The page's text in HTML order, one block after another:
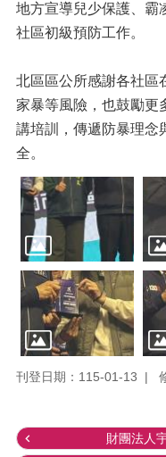
地方宣導兒少保護、霸
社區初級預防工作。
北區區公所感謝各社區
家暴等風險，也鼓勵更
講培訓，傳遞防暴理念
全。
刊登日期：115-01-13
財團法人